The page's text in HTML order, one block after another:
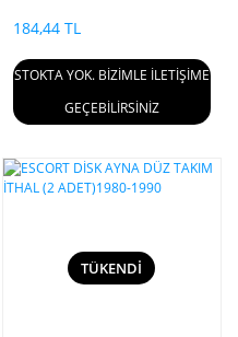
184,44 TL
STOKTA YOK. BİZİMLE İLETİŞİME
GEÇEBİLİRSİNİZ
TÜKENDİ